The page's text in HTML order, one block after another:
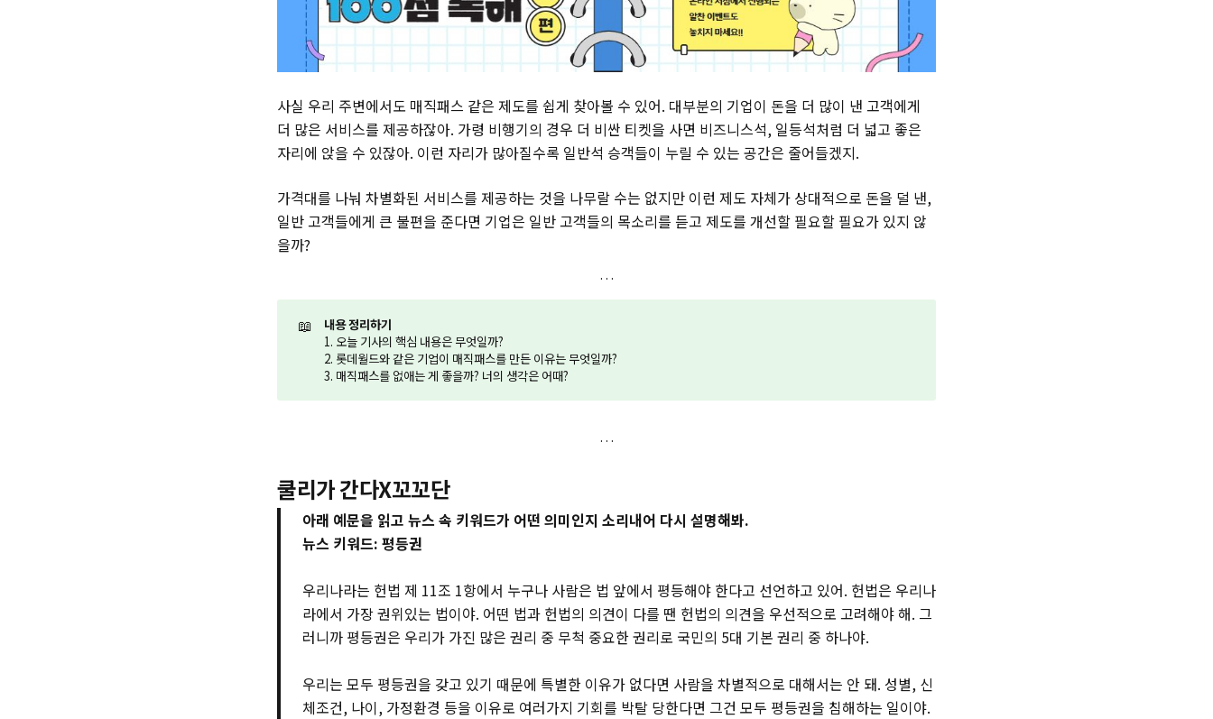
사실 우리 주변에서도 매직패스 같은 제도를 쉽게 찾아볼 수 있어. 대부분의 기업이 돈을 더 많이 낸 고객에게
더 많은 서비스를 제공하잖아. 가령 비행기의 경우 더 비싼 티켓을 사면 비즈니스석, 일등석처럼 더 넓고 좋은
자리에 앉을 수 있잖아. 이런 자리가 많아질수록 일반석 승객들이 누릴 수 있는 공간은 줄어들겠지.
가격대를 나눠 차별화된 서비스를 제공하는 것을 나무랄 수는 없지만 이런 제도 자체가 상대적으로 돈을 덜 낸,
일반 고객들에게 큰 불편을 준다면 기업은 일반 고객들의 목소리를 듣고 제도를 개선할 필요할 필요가 있지 않
을까?
📖
내용 정리하기
1. 오늘 기사의 핵심 내용은 무엇일까?
2. 롯데월드와 같은 기업이 매직패스를 만든 이유는 무엇일까?
3. 매직패스를 없애는 게 좋을까? 너의 생각은 어때?
쿨리가 간다X꼬꼬단
아래 예문을 읽고 뉴스 속 키워드가 어떤 의미인지 소리내어 다시 설명해봐.
뉴스 키워드: 평등권
우리나라는 헌법 제 11조 1항에서 누구나 사람은 법 앞에서 평등해야 한다고 선언하고 있어. 헌법은 우리나
라에서 가장 권위있는 법이야. 어떤 법과 헌법의 의견이 다를 땐 헌법의 의견을 우선적으로 고려해야 해. 그
러니까 평등권은 우리가 가진 많은 권리 중 무척 중요한 권리로 국민의 5대 기본 권리 중 하나야.
우리는 모두 평등권을 갖고 있기 때문에 특별한 이유가 없다면 사람을 차별적으로 대해서는 안 돼. 성별, 신
체조건, 나이, 가정환경 등을 이유로 여러가지 기회를 박탈 당한다면 그건 모두 평등권을 침해하는 일이야.